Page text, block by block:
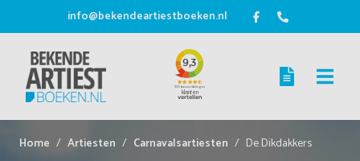
info@bekendeartiestboeken.nl
Home Artiesten Carnavalsartiesten De Dikdakkers